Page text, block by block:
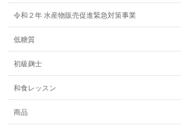
令和２年 水産物販売促進緊急対策事業
低糖質
初級麹士
和食レッスン
商品